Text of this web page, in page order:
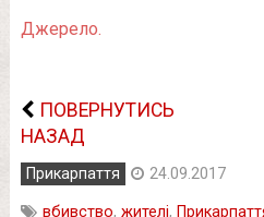
Джерело.
ПОВЕРНУТИСЬ
НАЗАД
Прикарпаття 24.09.2017
вбивство, жителі,